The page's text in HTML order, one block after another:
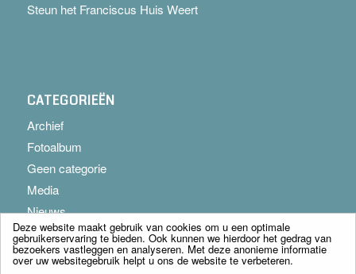
Steun het Franciscus Huis Weert
CATEGORIEËN
Archief
Fotoalbum
Geen categorie
Media
Nieuws
Deze website maakt gebruik van cookies om u een optimale
gebruikerservaring te bieden. Ook kunnen we hierdoor het gedrag van
bezoekers vastleggen en analyseren. Met deze anonieme informatie
over uw websitegebruik helpt u ons de website te verbeteren.